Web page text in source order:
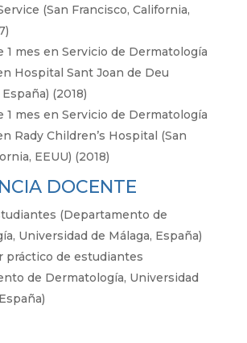
(San Francisco, California,
1 mes en Servicio de Dermatología
Hospital Sant Joan de Deu
(2018)
1 mes en Servicio de Dermatología
Rady Children’s Hospital (San
EEUU) (2018)
DOCENTE
(Departamento de
Universidad de Málaga, España)
práctico de estudiantes
de Dermatología, Universidad